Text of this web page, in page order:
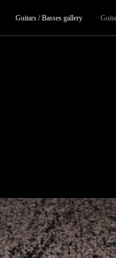
Guitars / Basses gallery